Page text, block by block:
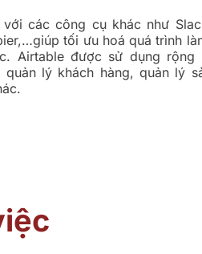
các công cụ khác như
tối ưu hoá quá trình
Airtable được sử dụng rộng
lý khách hàng, quản lý